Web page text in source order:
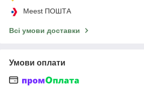
Meest ПОШТА
Всі умови доставки
Умови оплати